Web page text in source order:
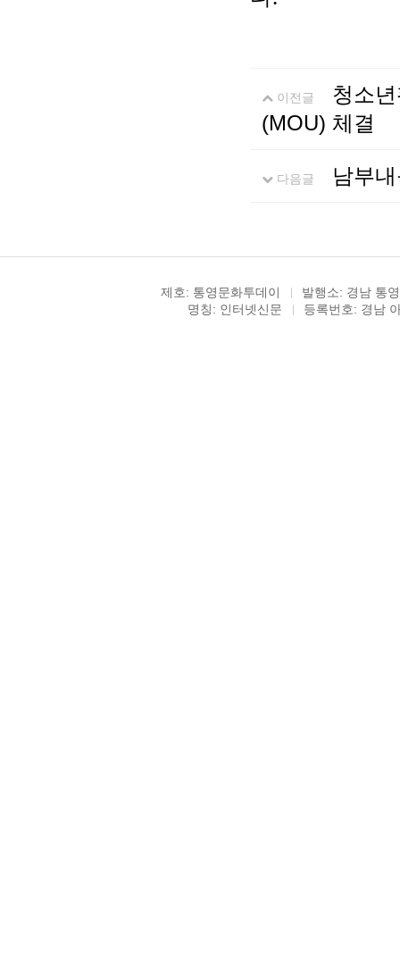
이전글
청소
(MOU) 체결
다음글 남부
제호: 통영문화투데이
발행소: 경남 통
명칭: 인터넷신문
등록번호: 경남